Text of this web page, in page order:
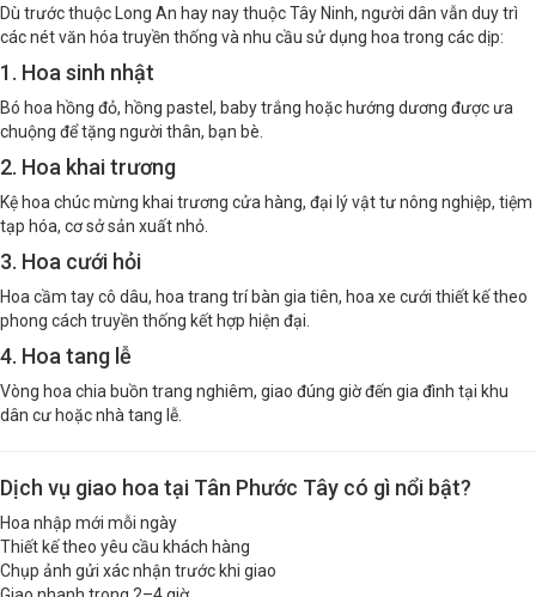
Dù trước thuộc Long An hay nay thuộc Tây Ninh, người dân vẫn duy trì
các nét văn hóa truyền thống và nhu cầu sử dụng hoa trong các dịp:
1. Hoa sinh nhật
Bó hoa hồng đỏ, hồng pastel, baby trắng hoặc hướng dương được ưa
chuộng để tặng người thân, bạn bè.
2. Hoa khai trương
Kệ hoa chúc mừng khai trương cửa hàng, đại lý vật tư nông nghiệp, tiệm
tạp hóa, cơ sở sản xuất nhỏ.
3. Hoa cưới hỏi
Hoa cầm tay cô dâu, hoa trang trí bàn gia tiên, hoa xe cưới thiết kế theo
phong cách truyền thống kết hợp hiện đại.
4. Hoa tang lễ
Vòng hoa chia buồn trang nghiêm, giao đúng giờ đến gia đình tại khu
dân cư hoặc nhà tang lễ.
Dịch vụ giao hoa tại Tân Phước Tây có gì nổi bật?
Hoa nhập mới mỗi ngày
Thiết kế theo yêu cầu khách hàng
Chụp ảnh gửi xác nhận trước khi giao